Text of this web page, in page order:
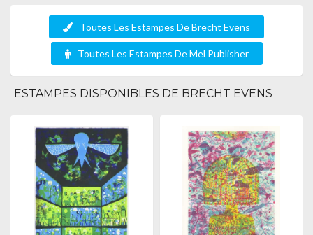
Toutes Les Estampes De Brecht Evens
Toutes Les Estampes De Mel Publisher
ESTAMPES DISPONIBLES DE BRECHT EVENS